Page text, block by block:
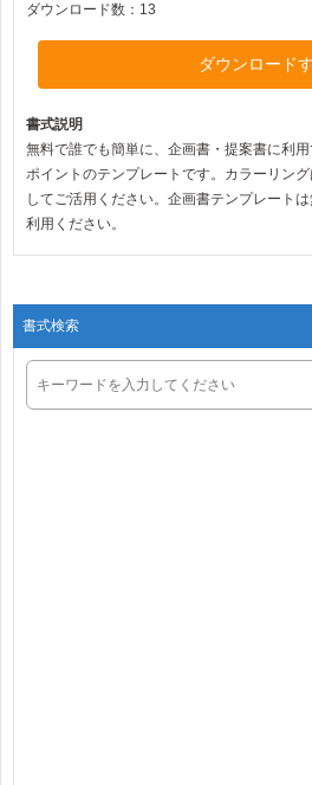
ダウンロード数：13
ダウンロード
書式説明
無料で誰でも簡単に、企画書・提案書に利
ポイントのテンプレートです。カラーリン
してご活用ください。企画書テンプレート
利用ください。
書式検索